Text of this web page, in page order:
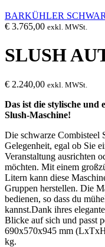
BARKÜHLER
€ 3.765,00 exkl. MWSt.
SLUSH
€ 2.240,00 exkl. MWSt.
Das ist die stylische und
Slush-Maschine!
Die schwarze Combisteel
Gelegenheit, egal ob Sie
Veranstaltung ausrichten
möchten. Mit einem
Litern kann diese
Gruppen herstellen. Die
bedienen, so dass du
kannst.Dank ihres
Blicke auf sich und passt
690x570x945 mm
kg.